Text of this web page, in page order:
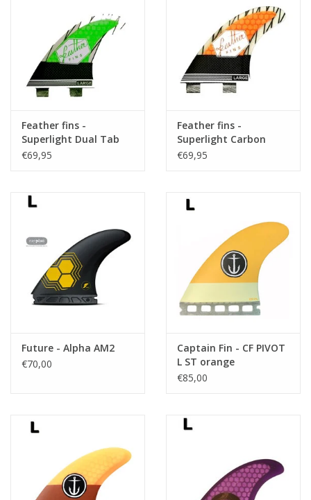
Feather fins -
Superlight Dual Tab
Carbon Lime
€69,95
Feather fins -
Superlight Carbon
Orange Dual Tab
€69,95
Future - Alpha AM2
€70,00
Captain Fin - CF PIVOT
L ST orange
€85,00